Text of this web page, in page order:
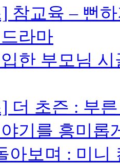
참교육 – 뻔
라마
한 부모님 시
더 초즌 : 부른
기를 흥미롭
아보며 : 미니